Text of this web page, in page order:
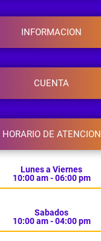
INFORMACION
HORARIO DE ATENCION
Lunes a Viernes
10:00 am - 06:00 pm
Sabados
10:00 am - 04:00 pm
CUENTA